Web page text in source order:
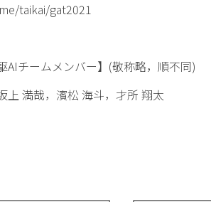
taikai/gat2021
AIチームメンバー】(敬称略，順不同)
上 満哉，濱松 海斗，才所 翔太